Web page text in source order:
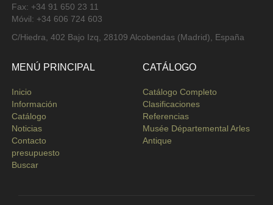
Fax: +34 91 650 23 11
Móvil: +34 606 724 603
C/Hiedra, 402 Bajo Izq, 28109 Alcobendas (Madrid), España
MENÚ PRINCIPAL
Inicio
Información
Catálogo
Noticias
Contacto
presupuesto
Buscar
CATÁLOGO
Catálogo Completo
Clasificaciones
Referencias
Musée Départemental Arles
Antique